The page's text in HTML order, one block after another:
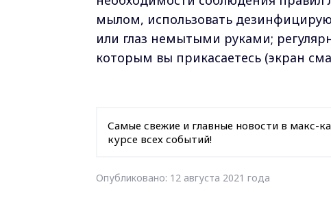
мылом, использовать
или глаз немытыми руками;
которым вы прикасаетесь (экран
Самые свежие и главные новости в макс-
курсе всех событий!
Опубликовано: 12 августа 2021 года